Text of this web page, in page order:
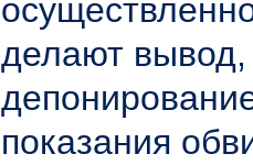
делают вывод,
показания